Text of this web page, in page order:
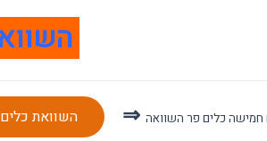
השוואת כלים ⇒